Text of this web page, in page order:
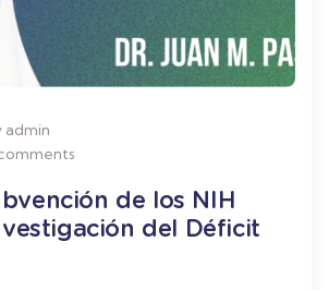
admin
de los NIH
del Déficit